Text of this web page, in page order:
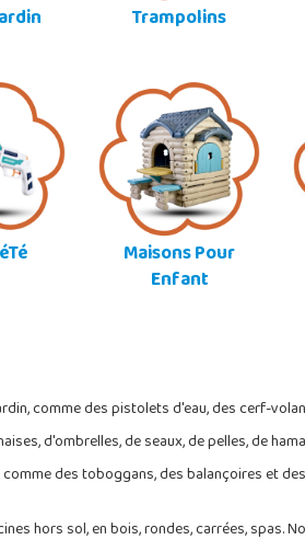
Trampolins
Maisons Pour
Enfant
comme des pistolets d'eau, des cerf-
d'ombrelles, de seaux, de pelles, de
des toboggans, des balançoires et
hors sol, en bois, rondes, carrées, spas.